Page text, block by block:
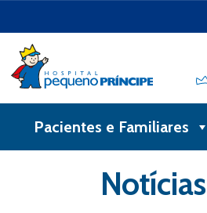
Pacientes e Familiares
Notícias